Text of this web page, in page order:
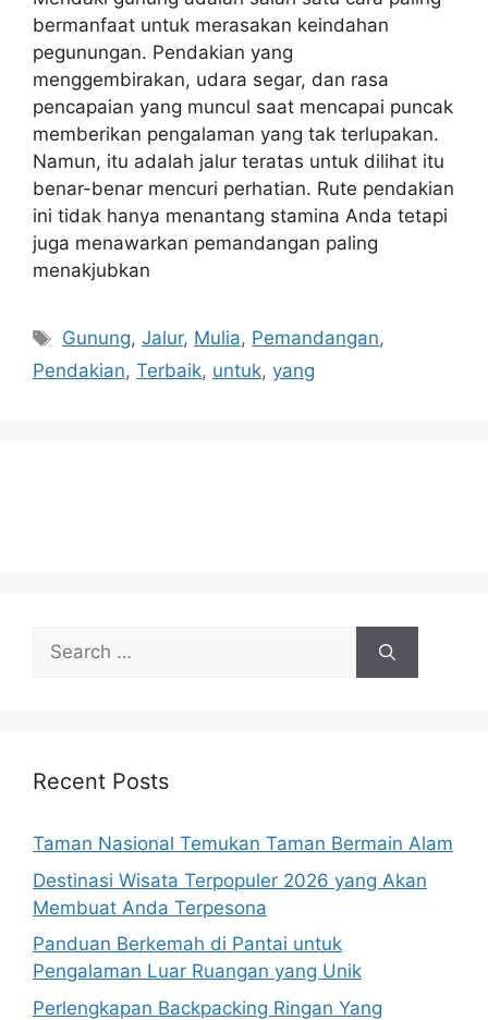
bermanfaat untuk merasakan keindahan
pegunungan. Pendakian yang
menggembirakan, udara segar, dan rasa
pencapaian yang muncul saat mencapai puncak
memberikan pengalaman yang tak terlupakan.
Namun, itu adalah jalur teratas untuk dilihat itu
benar-benar mencuri perhatian. Rute pendakian
ini tidak hanya menantang stamina Anda tetapi
juga menawarkan pemandangan paling
menakjubkan
Tags
Gunung,Jalur, Mulia, Pemandangan,
Pendakian, Terbaik, untuk, yang
Search
for:
Recent Posts
Taman Nasional Temukan Taman Bermain Alam
Destinasi Wisata Terpopuler 2026 yang Akan
Membuat Anda Terpesona
Panduan Berkemah di Pantai untuk
Pengalaman Luar Ruangan yang Unik
Perlengkapan Backpacking Ringan Yang